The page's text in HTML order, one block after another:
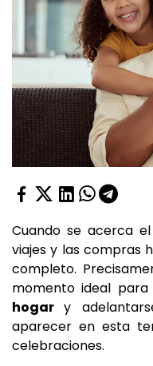
Cuando se acerca
viajes y las compras
completo.
momento ideal
hogary
aparecer en esta
celebraciones.